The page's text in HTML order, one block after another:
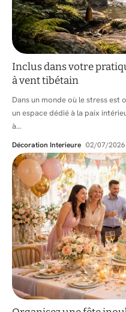
Inclus dans votre
à vent tibétain
Dans un monde où le stress
un espace dédié à la paix
à…
Décoration Interieure 02/07/2026